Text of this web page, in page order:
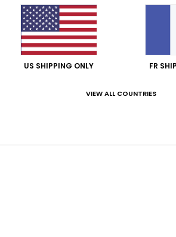
US SHIPPING ONLY FR
VIEW ALL COUNTRIES